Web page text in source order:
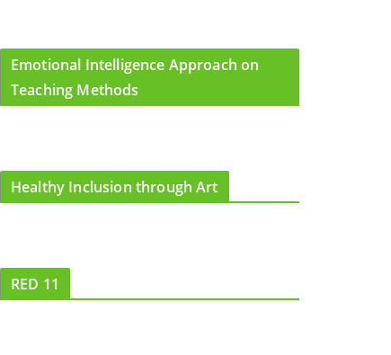
Emotional Intelligence Approach on
Teaching Methods
Healthy Inclusion through Art
RED 11